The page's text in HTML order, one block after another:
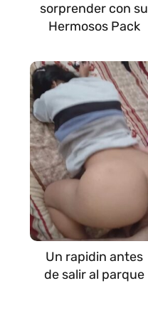
sorprender con su
Hermosos Pack
Un rapidin antes
de salir al parque